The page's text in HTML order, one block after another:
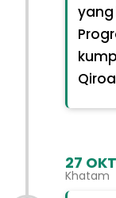
yang
27
Khatam